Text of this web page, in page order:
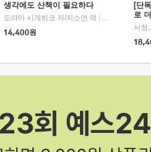
생각에도 산책이 필요하다
도야마 시게히코 저/지소연 역
알에이치코리
14,400원
[단
로